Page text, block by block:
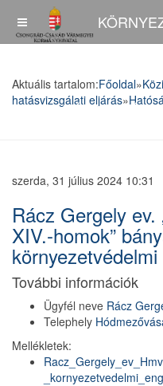
Aktuális tartalom:Főoldal»
hatásvizsgálati eljárás»
szerda, 31 július 2024 10:31
Rácz Gergely
XIV.-homok”
További információk
Ügyfél neve Rácz
Telephely
Mellékletek: